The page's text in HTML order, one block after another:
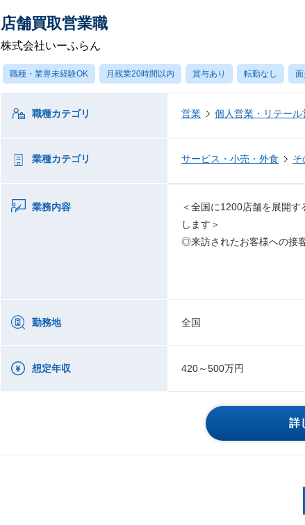
店舗買取営業職
株式会社いーふらん
職種・業界未経験OK 月残業20時間以内 賞与あり 転勤なし 面
職種カテゴリ 営業 個人営業・リテール
業種カテゴリ サービス・小売・外食 そ
業務内容
＜全国に1200店舗を展開
します＞
◎来訪されたお客様へ
勤務地 全国
想定年収 420～500万円
詳